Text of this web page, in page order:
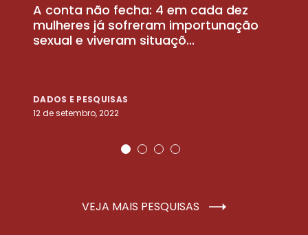
A conta não fecha: 4 em cada dez
mulheres já sofreram importunação
sexual e viveram situaçõ...
DADOS E PESQUISAS
12 de setembro, 2022
VEJA MAIS PESQUISAS